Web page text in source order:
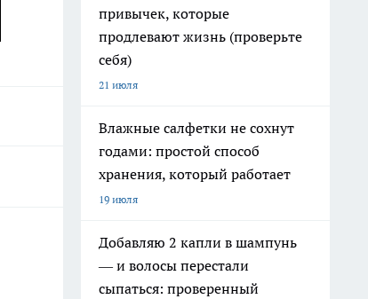
привычек, которые
продлевают жизнь (проверьте
себя)
21 июля
Влажные салфетки не сохнут
годами: простой способ
хранения, который работает
19 июля
Добавляю 2 капли в шампунь
— и волосы перестали
сыпаться: проверенный